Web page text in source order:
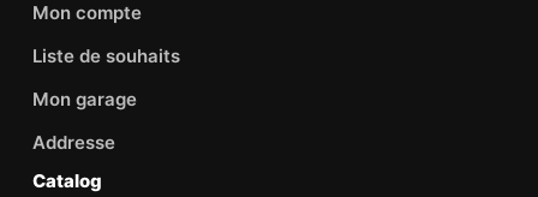
Mon compte
Liste de souhaits
Mon garage
Addresse
Catalog